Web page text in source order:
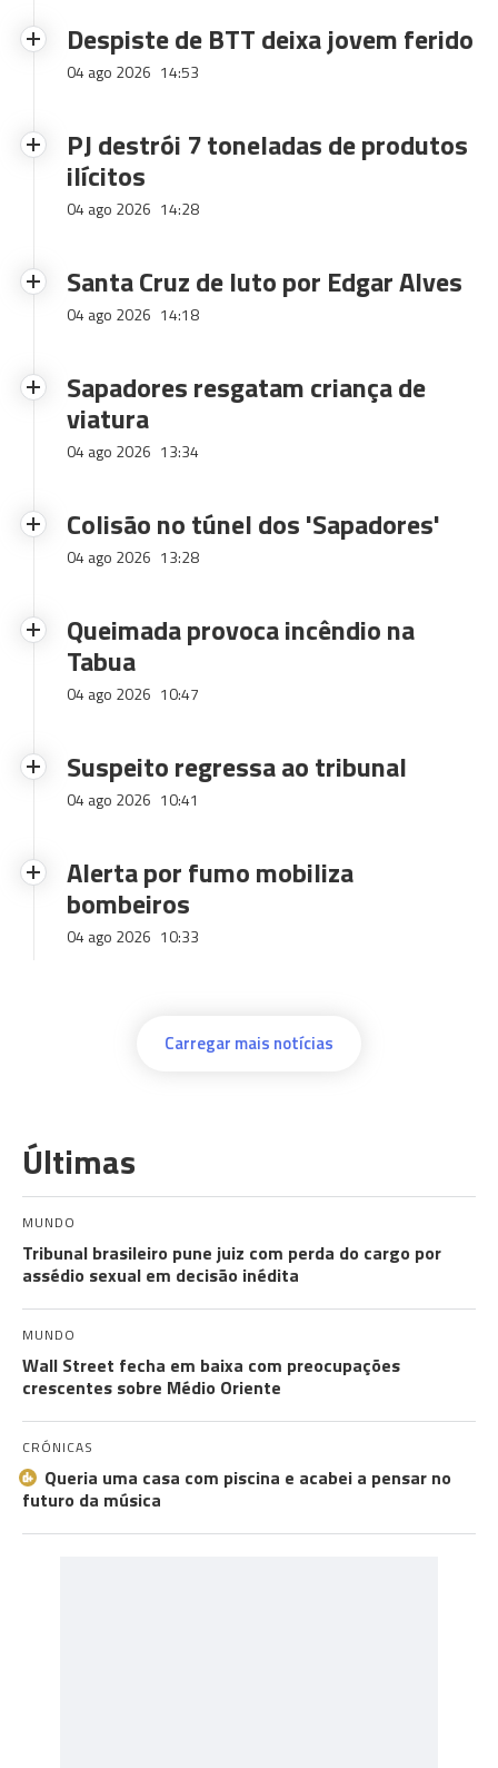
Despiste de BTT deixa jovem ferido
04 ago 2026 14:53
PJ destrói 7 toneladas de produtos
ilícitos
04 ago 2026 14:28
Santa Cruz de luto por Edgar Alves
04 ago 2026 14:18
Sapadores resgatam criança de
viatura
04 ago 2026 13:34
Colisão no túnel dos 'Sapadores'
04 ago 2026 13:28
Queimada provoca incêndio na
Tabua
04 ago 2026 10:47
Suspeito regressa ao tribunal
04 ago 2026 10:41
Alerta por fumo mobiliza
bombeiros
04 ago 2026 10:33
Carregar mais notícias
Últimas
MUNDO
Tribunal brasileiro pune juiz com perda do cargo por
assédio sexual em decisão inédita
MUNDO
Wall Street fecha em baixa com preocupações
crescentes sobre Médio Oriente
CRÓNICAS
Queria uma casa com piscina e acabei a pensar no
futuro da música